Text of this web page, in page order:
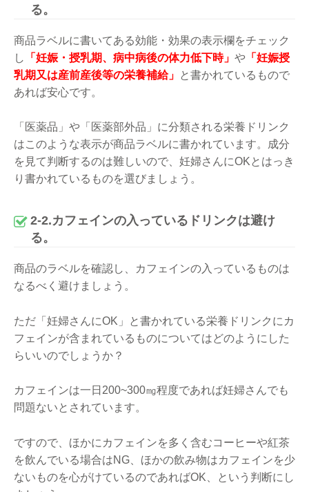
る。
商品ラベルに書いてある効能・効果の表示欄をチェック
し
「妊娠・授乳期、病中病後の体力低下時」 や 「妊娠授
乳期又は産前産後等の栄養補給」
と書かれているもので
あれば安心です。
「医薬品」や「医薬部外品」に分類される栄養ドリンク
はこのような表示が商品ラベルに書かれています。成分
を見て判断するのは難しいので、妊婦さんにOKとはっき
り書かれているものを選びましょう。
2-2.カフェインの入っているドリンクは避け
る。
商品のラベルを確認し、カフェインの入っているものは
なるべく避けましょう。
ただ「妊婦さんにOK」と書かれている栄養ドリンクにカ
フェインが含まれているものについてはどのようにした
らいいのでしょうか？
カフェインは一日200~300㎎程度であれば妊婦さんでも
問題ないとされています。
ですので、ほかにカフェインを多く含むコーヒーや紅茶
を飲んでいる場合はNG、ほかの飲み物はカフェインを少
ないものを心がけているのであればOK、という判断にし